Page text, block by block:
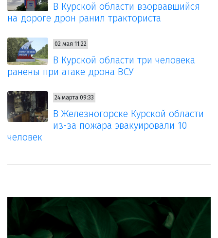
В Курской области взорвавшийся
на дороге дрон ранил тракториста
02 мая 11:22
В Курской области три человека
ранены при атаке дрона ВСУ
24 марта 09:33
В Железногорске Курской области
из-за пожара эвакуировали 10
человек